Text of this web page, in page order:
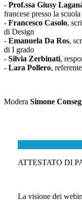
- Prof.ssa Giusy
francese presso la
- Francesco Casolo,
di Design
- Emanuela Da Ros,
di I grado
- Silvia Zerbinati,
- Lara Pollero,
Modera Simone
ATTESTATO DI
La visione dei